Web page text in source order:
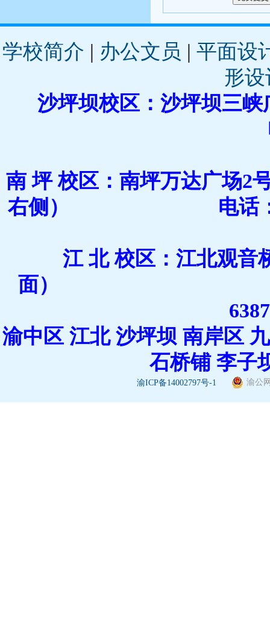
学校简介 | 办公文员 | 平面设
形设
沙坪坝校区：沙坪坝三
电话：
南 坪 校区：南坪万达广场2
右侧） 电话：
江 北 校区：江北观音
面） 电话：
渝中区 江北 沙坪坝 南岸区
石桥铺 李子
渝ICP备14002797号-1 渝公